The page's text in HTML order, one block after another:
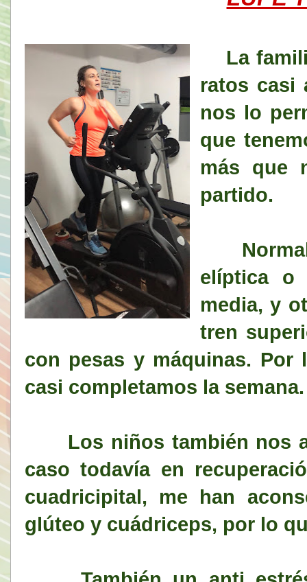
La
ratos casi
nos lo
que
más que
partido.
elíptica o
media, y
tren
con pesas y máquinas.
casi completamos la semana.
Los niños también nos
caso todavía en
cuadricipital, me han
glúteo y cuádriceps, por lo